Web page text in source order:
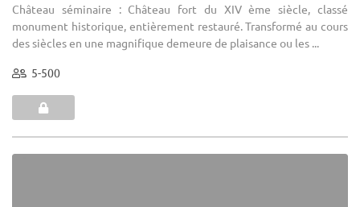
Château séminaire : Château fort du XIV ème siècle, classé
monument historique, entièrement restauré. Transformé au cours
des siècles en une magnifique demeure de plaisance ou les ...
5-500